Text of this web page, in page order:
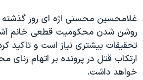
اعتراضات مردمی آبان ۹۸
اسرائیل در جنگ
نرگس محمدی برنده جایزه نوبل صلح
غلامحسین محسنی اژه ای روز گذشته
روشن شدن محکومیت قطعی خانم
تحقیقات بیشتری نیاز است و تاکید
ارتکاب قتل در پرونده بر اتهام
خواهد داشت.